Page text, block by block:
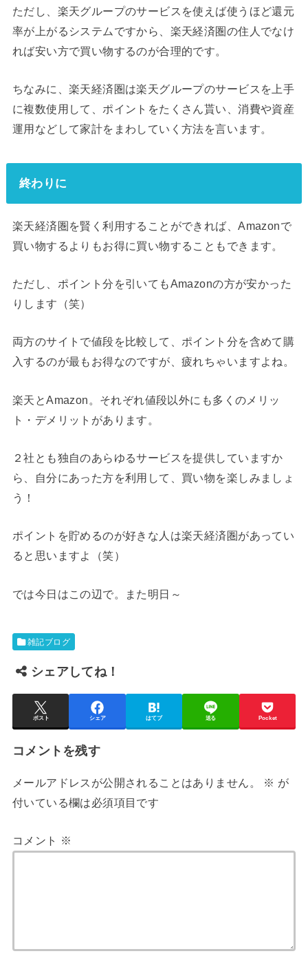
ただし、楽天グループのサービスを使えば使うほど還元
率が上がるシステムですから、楽天経済圏の住人でなけ
れば安い方で買い物するのが合理的です。
ちなみに、楽天経済圏は楽天グループのサービスを上手
に複数使用して、ポイントをたくさん貰い、消費や資産
運用などして家計をまわしていく方法を言います。
終わりに
楽天経済圏を賢く利用することができれば、Amazonで
買い物するよりもお得に買い物することもできます。
ただし、ポイント分を引いてもAmazonの方が安かった
りします（笑）
両方のサイトで値段を比較して、ポイント分を含めて購
入するのが最もお得なのですが、疲れちゃいますよね。
楽天とAmazon。それぞれ値段以外にも多くのメリッ
ト・デメリットがあります。
２社とも独自のあらゆるサービスを提供していますか
ら、自分にあった方を利用して、買い物を楽しみましょ
う！
ポイントを貯めるのが好きな人は楽天経済圏があってい
ると思いますよ（笑）
では今日はこの辺で。また明日～
雑記ブログ
シェアしてね！
ポスト シェア はてブ 送る Pocket
コメントを残す
メールアドレスが公開されることはありません。 ※ が
付いている欄は必須項目です
コメント ※